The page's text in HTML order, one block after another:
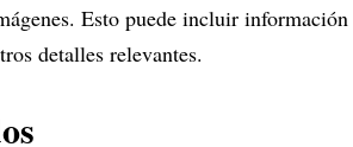
Esto puede incluir información
detalles relevantes.